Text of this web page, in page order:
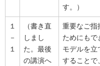
す。）
１
－
１
（書き直
しまし
た。最後
の講演へ
重要なご指
ためにもで
モデルを立
することで